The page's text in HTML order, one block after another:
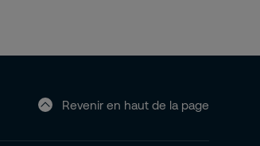
Revenir en haut de la page